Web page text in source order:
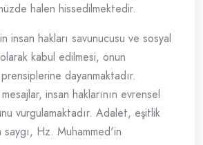
halen hissedilmektedir.
insan hakları savunucusu ve sosyal
kabul edilmesi, onun
dayanmaktadır.
insan haklarının evrensel
vurgulamaktadır. Adalet, eşitlik
saygı, Hz. Muhammed'in